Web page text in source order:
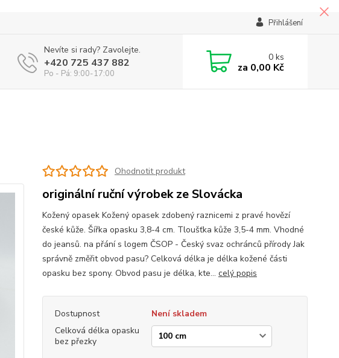
Přihlášení
Nevíte si rady? Zavolejte.
+420 725 437 882
Po - Pá: 9:00-17:00
0ks
za 0,00 Kč
Ohodnotit produkt
originální ruční výrobek ze Slovácka
Kožený opasek Kožený opasek zdobený raznicemi z pravé hovězí
české kůže. Šířka opasku 3,8-4 cm. Tloušťka kůže 3,5-4 mm. Vhodné
do jeansů. na přání s logem ČSOP - Český svaz ochránců přírody Jak
správně změřit obvod pasu? Celková délka je délka kožené části
opasku bez spony. Obvod pasu je délka, kte... celý popis
Dostupnost
Není skladem
Celková délka opasku
bez přezky